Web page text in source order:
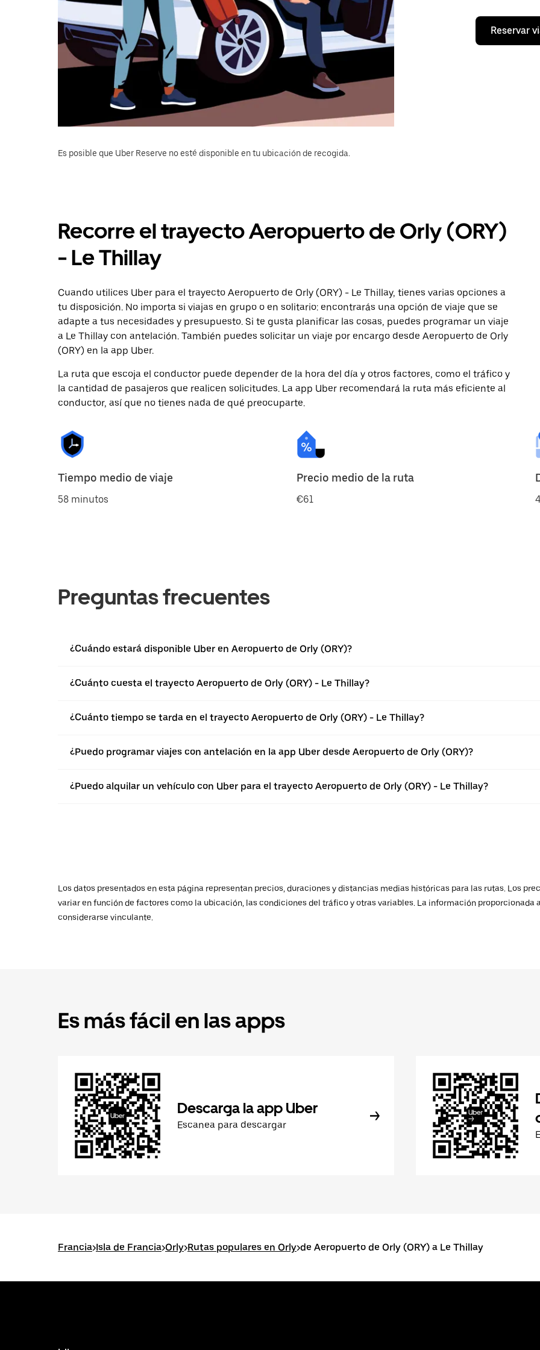
Reservar
Es posible que Uber Reserve no esté disponible en tu ubicación de recogida.
Recorre el trayecto Aeropuerto de Orly (ORY)
- Le Thillay
Cuando utilices Uber para el trayecto Aeropuerto de Orly (ORY) - Le Thillay, tienes varias opciones a
tu disposición. No importa si viajas en grupo o en solitario: encontrarás una opción de viaje que se
adapte a tus necesidades y presupuesto. Si te gusta planificar las cosas, puedes programar un viaje
a Le Thillay con antelación. También puedes solicitar un viaje por encargo desde Aeropuerto de Orly
(ORY) en la app Uber.
La ruta que escoja el conductor puede depender de la hora del día y otros factores, como el tráfico y
la cantidad de pasajeros que realicen solicitudes. La app Uber recomendará la ruta más eficiente al
conductor, así que no tienes nada de qué preocuparte.
Tiempo medio de viaje
58 minutos
Precio medio de la ruta
€61
Preguntas frecuentes
¿Cuándo estará disponible Uber en Aeropuerto de Orly (ORY)?
¿Cuánto cuesta el trayecto Aeropuerto de Orly (ORY) - Le Thillay?
¿Cuánto tiempo se tarda en el trayecto Aeropuerto de Orly (ORY) - Le Thillay?
¿Puedo programar viajes con antelación en la app Uber desde Aeropuerto de Orly (ORY)?
¿Puedo alquilar un vehículo con Uber para el trayecto Aeropuerto de Orly (ORY) - Le Thillay?
Los datos presentados en esta página representan precios, duraciones y distancias medias históricas para las rutas. Los
variar en función de factores como la ubicación, las condiciones del tráfico y otras variables. La información proporcionada
considerarse vinculante.
Es más fácil en las apps
Descarga la app Uber
Escanea para descargar
Francia>Isla de Francia>Orly>Rutas populares en Orly>de Aeropuerto de Orly (ORY) a Le Thillay